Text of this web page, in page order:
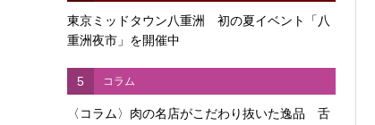
東京ミッドタウン八重洲 初の夏イベント「八
重洲夜市」を開催中
5 コラム
〈コラム〉肉の名店がこだわり抜いた逸品 舌